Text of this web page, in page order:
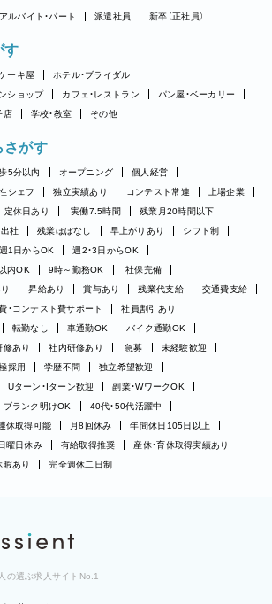
アルバイト・パート 派遣社員 新卒（正社員）
す
ーキ屋
ホテル・ブライダル
ショップ
カフェ・レストラン
パン屋・ベーカリー
店 学校・教室 その他
さがす
5分以内 オープニング
個人経営
シェフ 独立実績あり コンテスト常連
上場企業
定休日あり 実働7.5時間
残業月20時間以下
社 残業ほぼなし 早上がりあり
シフト制
週1日からOK
週2・3日からOK
内OK 9時～勤務OK
社保完備
昇給あり 賞与あり 残業代支給
交通費支給
・コンテスト費サポート
社員割引あり
転勤なし 車通勤OK
バイク通勤OK
修あり 社内研修あり 急募
未経験歓迎
採用 学歴不問
独立希望歓迎
Uターン・Iターン歓迎
副業・WワークOK
ブランク明けOK
40代・50代活躍中
休取得可能 月8回休み
年間休日105日以上
曜日休み 有給取得推奨
産休・育休取得実績あり
暇あり 完全週休二日制
の選ぶ求人サイトNo.1